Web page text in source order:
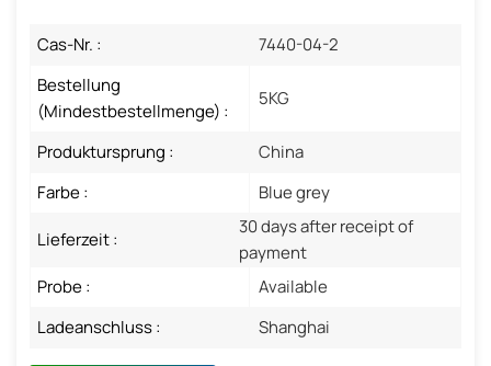
Cas-Nr. :
7440-04-2
Bestellung
(Mindestbestellmenge) :
5KG
Produktursprung :
China
Farbe :
Blue grey
Lieferzeit :
30 days after receipt of
payment
Probe :
Available
Ladeanschluss :
Shanghai